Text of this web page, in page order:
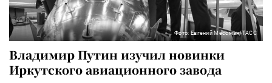
Фото: Евгений Мессман/ТАСС
Владимир Путин изучил новинки
Иркутского авиационного завода